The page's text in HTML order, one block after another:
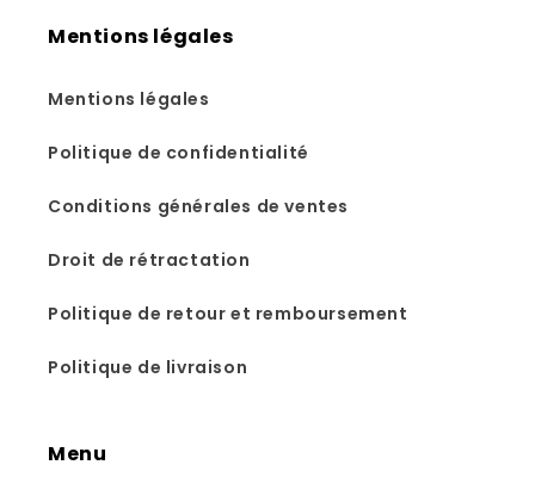
Mentions légales
Mentions légales
Politique de confidentialité
Conditions générales de ventes
Droit de rétractation
Politique de retour et remboursement
Politique de livraison
Menu